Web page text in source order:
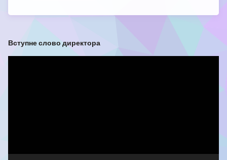
Вступне слово директора